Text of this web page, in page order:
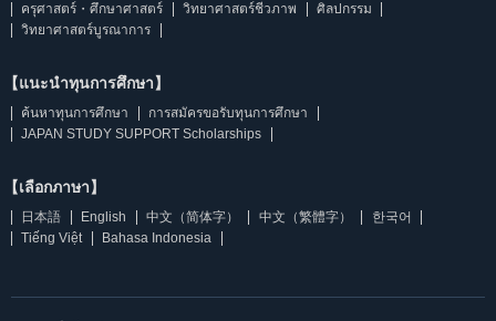
ครุศาสตร์・ศึกษาศาสตร์
วิทยาศาสตร์ชีวภาพ
ศิลปกรรม
วิทยาศาสตร์บูรณาการ
【แนะนำทุนการศึกษา】
ค้นหาทุนการศึกษา
การสมัครขอรับทุนการศึกษา
JAPAN STUDY SUPPORT Scholarships
【เลือกภาษา】
日本語 English 中文（简体字） 中文（繁體字）
한국어
Tiếng Việt
Bahasa Indonesia